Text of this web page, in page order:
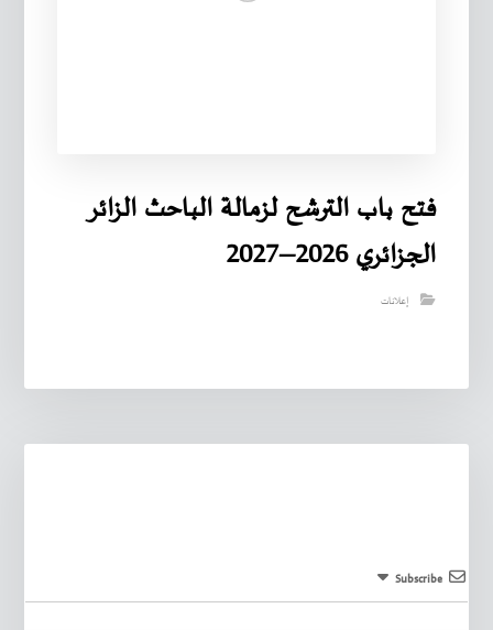
فتح باب الترشح لزمالة الباحث الزائر
الجزائري 2026–2027
إعلانات
Subscribe